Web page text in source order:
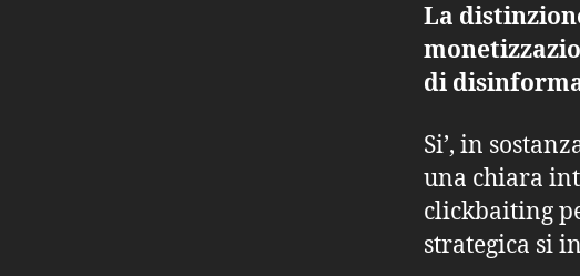
La
di
Si’, in
una chiara
clickbaiting
strategica si